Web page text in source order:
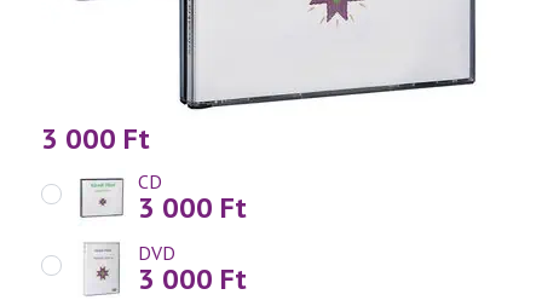
3 000 Ft
CD
3 000 Ft
DVD
3 000 Ft